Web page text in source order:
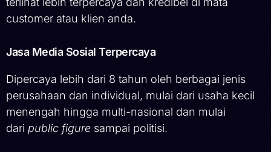
customer atau klien anda.
Jasa Media Sosial Terpercaya
Dipercaya lebih dari 8 tahun oleh berbagai jenis
perusahaan dan individual, mulai dari usaha kecil
menengah hingga multi-nasional dan mulai
dari public figure sampai politisi.